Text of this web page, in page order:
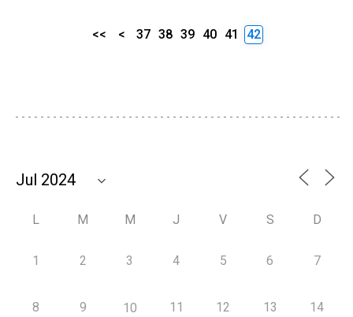
<< < 37 38 39 40 41 42
L M M J V S D
1 2 3 4 5 6 7
8 9 10 11 12 13 14